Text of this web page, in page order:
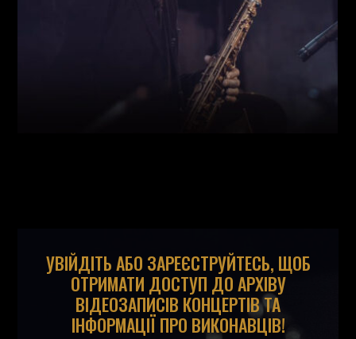
УВІЙДІТЬ АБО ЗАРЕЄСТРУЙТЕСЬ, ЩОБ
ОТРИМАТИ ДОСТУП ДО АРХІВУ
ВІДЕОЗАПИСІВ КОНЦЕРТІВ ТА
ІНФОРМАЦІЇ ПРО ВИКОНАВЦІВ!